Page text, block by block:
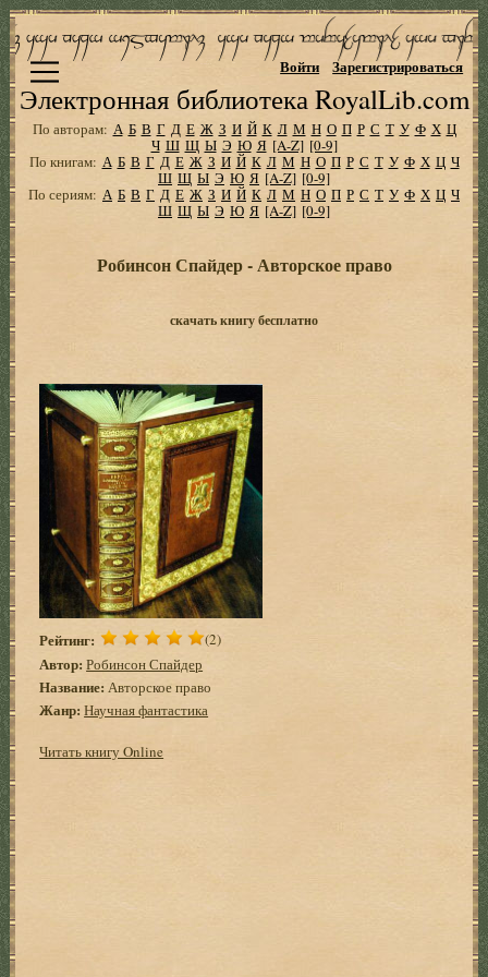
Электронная библиотека RoyalLib.com
Войти Зарегистрироваться
По авторам: А Б В Г Д Е Ж З И Й К Л М Н О П Р С Т У Ф Х Ц
Ч Ш Щ Ы Э Ю Я [A-Z] [0-9]
По книгам: А Б В Г Д Е Ж З И Й К Л М Н О П Р С Т У Ф Х Ц Ч
Ш Щ Ы Э Ю Я [A-Z] [0-9]
По сериям: А Б В Г Д Е Ж З И Й К Л М Н О П Р С Т У Ф Х Ц Ч
Ш Щ Ы Э Ю Я [A-Z] [0-9]
Робинсон Спайдер - Авторское право
скачать книгу бесплатно
Рейтинг: (2)
Автор: Робинсон Спайдер
Название: Авторское право
Жанр: Научная фантастика
Читать книгу Online